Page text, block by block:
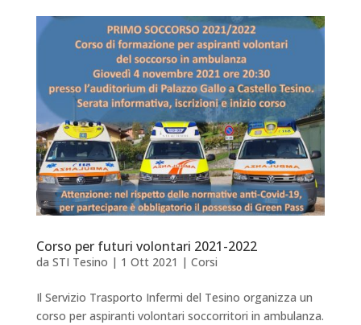
Corso per futuri volontari 2021-2022
da STI Tesino | 1 Ott 2021 | Corsi
Il Servizio Trasporto Infermi del Tesino organizza un
corso per aspiranti volontari soccorritori in ambulanza.